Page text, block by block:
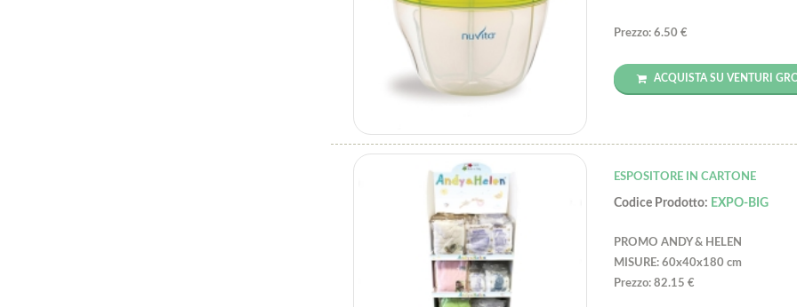
Prezzo: 6.50 €
ACQUISTA SU VENTURI
ESPOSITORE IN CARTONE
Codice Prodotto: EXPO-BIG
PROMO ANDY & HELEN
MISURE: 60x40x180 cm
Prezzo: 82.15 €